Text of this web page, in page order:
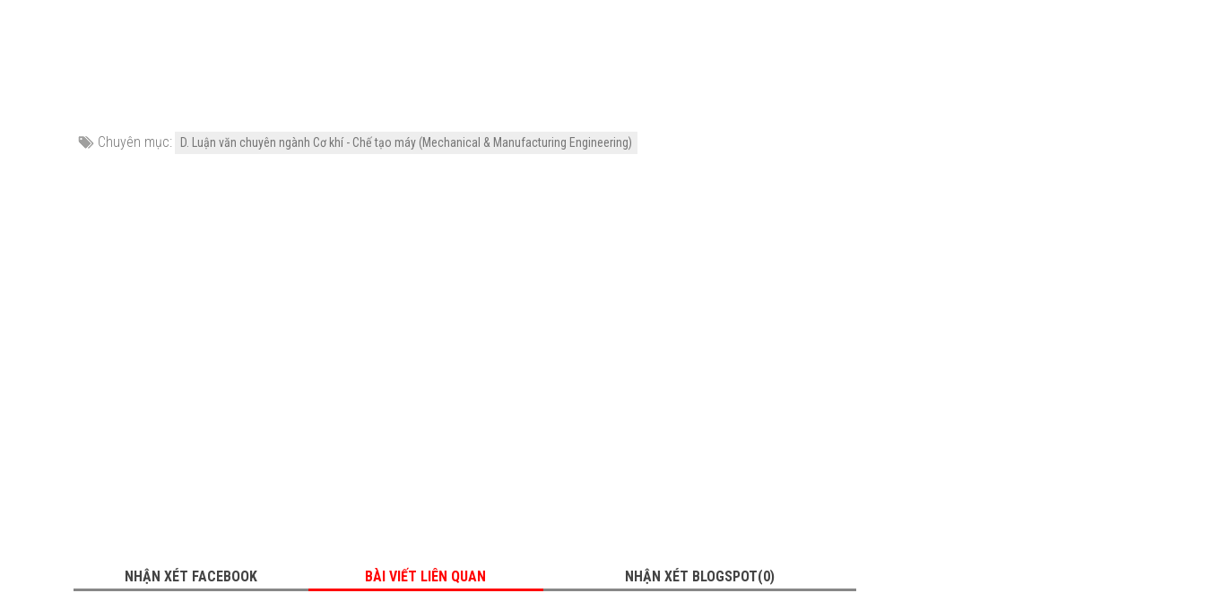
Chuyên mục: D. Luận văn chuyên ngành Cơ khí - Chế tạo máy (Mechanical & Manufacturing Engineering)
NHẬN XÉT FACEBOOK BÀI VIẾT LIÊN QUAN NHẬN XÉT BLOGSPOT(0)